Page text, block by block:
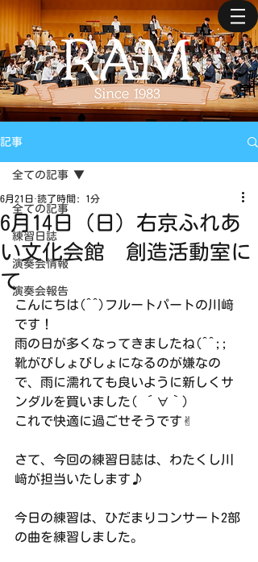
記事
全ての記事
練習日誌
演奏会情報
演奏会報告
全ての記事
6月14日（日）右京ふれあ
い文化会館 創造活動室に
て
6月21日 読了時間: 1分
こんにちは(^^)フルートパートの川﨑
です！
雨の日が多くなってきましたね(^^;;
靴がびしょびしょになるのが嫌なの
で、雨に濡れても良いように新しくサ
ンダルを買いました( ´∀｀)
これで快適に過ごせそうです✌︎
さて、今回の練習日誌は、わたくし川
﨑が担当いたします♪
今日の練習は、ひだまりコンサート2部
の曲を練習しました。